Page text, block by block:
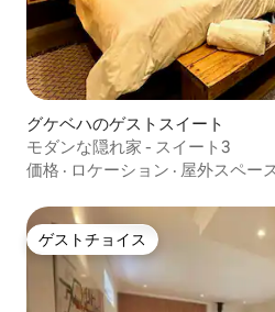
グケベハのゲストスイート
モダンな隠れ家 - スイート3
価格 · ロケーション · 屋外スペー
ゲストチョイス
ゲストチョイス